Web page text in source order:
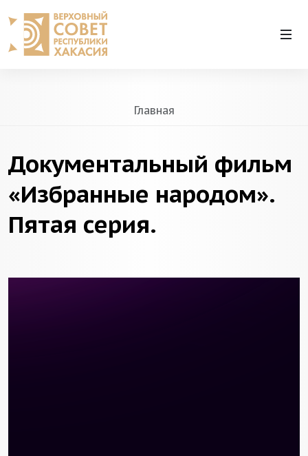
Главная
Документальный фильм
«Избранные народом».
Пятая серия.